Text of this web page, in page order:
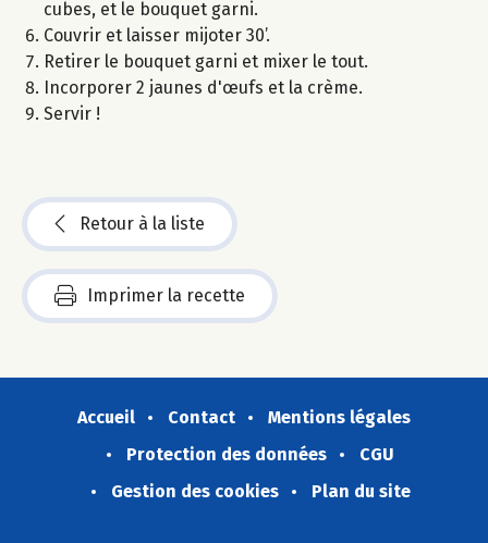
cubes, et le bouquet garni.
Couvrir et laisser mijoter 30’.
Retirer le bouquet garni et mixer le tout.
Incorporer 2 jaunes d'œufs et la crème.
Servir !
Retour à la liste
Imprimer la recette
Accueil Contact
Mentions légales
Protection des données
CGU
Gestion des cookies
Plan du site